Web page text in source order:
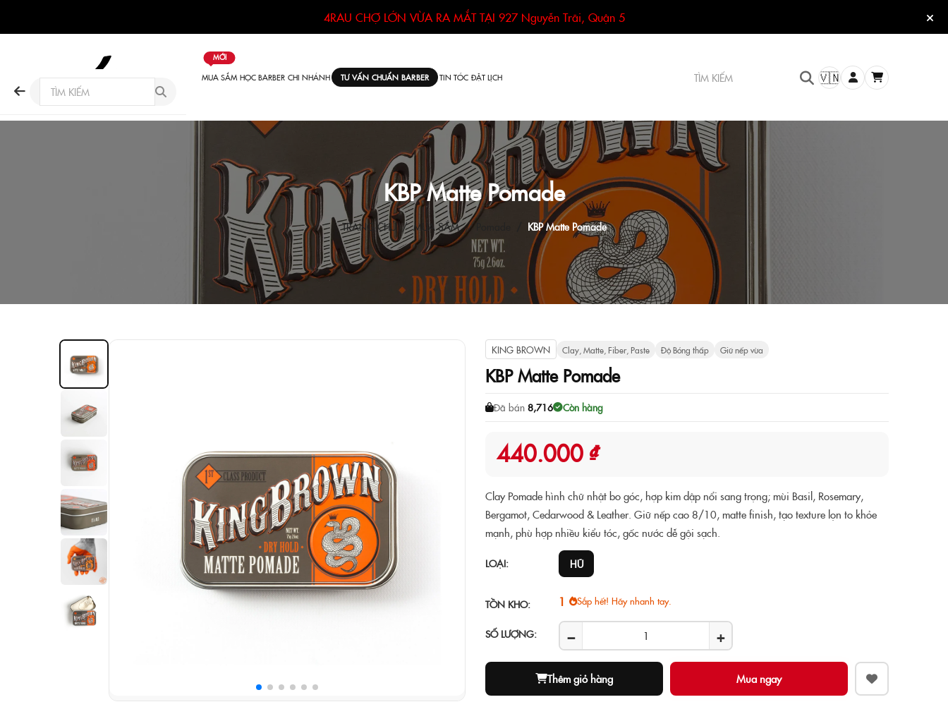
4RAU CHỢ LỚN VỪA RA MẮT TẠI 927 Nguyễn Trãi, Quận 5
MUA SẮM
MỚI
HỌC BARBER CHI NHÁNH TƯ VẤN CHUẨN BARBER TIN TÓC ĐẶT LỊCH 🇻🇳
KBP Matte Pomade
TRANG CHỦ MUA SẮM Pomade KBP Matte Pomade
KING BROWN Clay, Matte, Fiber, Paste Độ Bóng thấp Giữ nếp vừa
KBP Matte Pomade
Đã bán 8,716 Còn hàng
440.000 ₫
Clay Pomade hình chữ nhật bo góc, hợp kim dập nổi sang trọng; mùi Basil, Rosemary,
Bergamot, Cedarwood & Leather. Giữ nếp cao 8/10, matte finish, tạo texture lọn to khỏe
mạnh, phù hợp nhiều kiểu tóc, gốc nước dễ gội sạch.
LOẠI: HŨ
TỒN KHO: 1 Sắp hết! Hãy nhanh tay.
SỐ LƯỢNG: − +
Thêm giỏ hàng